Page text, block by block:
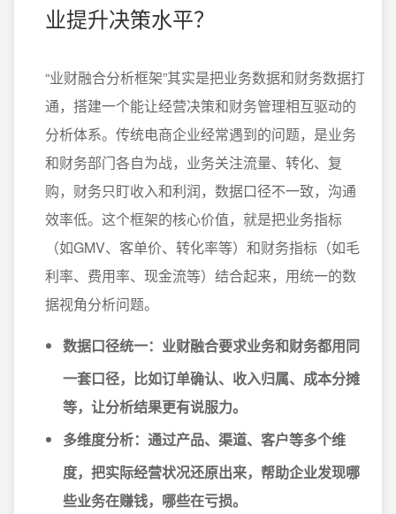
业提升决策水平？
“业财融合分析框架”其实是把业务数据和财务数据打
通，搭建一个能让经营决策和财务管理相互驱动的
分析体系。传统电商企业经常遇到的问题，是业务
和财务部门各自为战，业务关注流量、转化、复
购，财务只盯收入和利润，数据口径不一致，沟通
效率低。这个框架的核心价值，就是把业务指标
（如GMV、客单价、转化率等）和财务指标（如毛
利率、费用率、现金流等）结合起来，用统一的数
据视角分析问题。
数据口径统一： 业财融合要求业务和财务都用同
一套口径，比如订单确认、收入归属、成本分摊
等，让分析结果更有说服力。
多维度分析： 通过产品、渠道、客户等多个维
度，把实际经营状况还原出来，帮助企业发现哪
些业务在赚钱，哪些在亏损。